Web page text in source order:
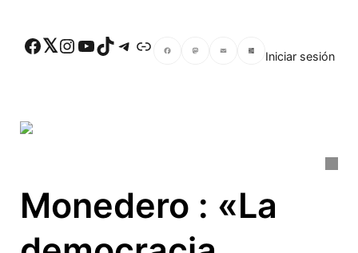
Facebook Twitter Instagram YouTube TikTok Telegram Enlace
Iniciar sesión
Monedero : «La